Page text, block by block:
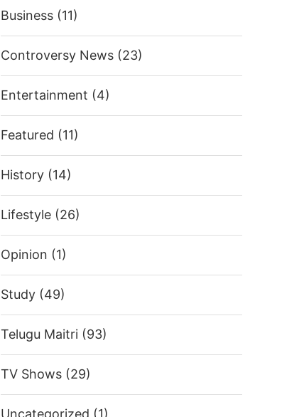
Business (11)
Controversy News (23)
Entertainment (4)
Featured (11)
History (14)
Lifestyle (26)
Opinion (1)
Study (49)
Telugu Maitri (93)
TV Shows (29)